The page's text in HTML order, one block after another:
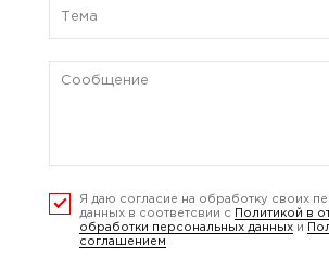
Я даю согласие на обработку своих
данных в соответсвии с
Политикой в
обработки персональных данных и
соглашением